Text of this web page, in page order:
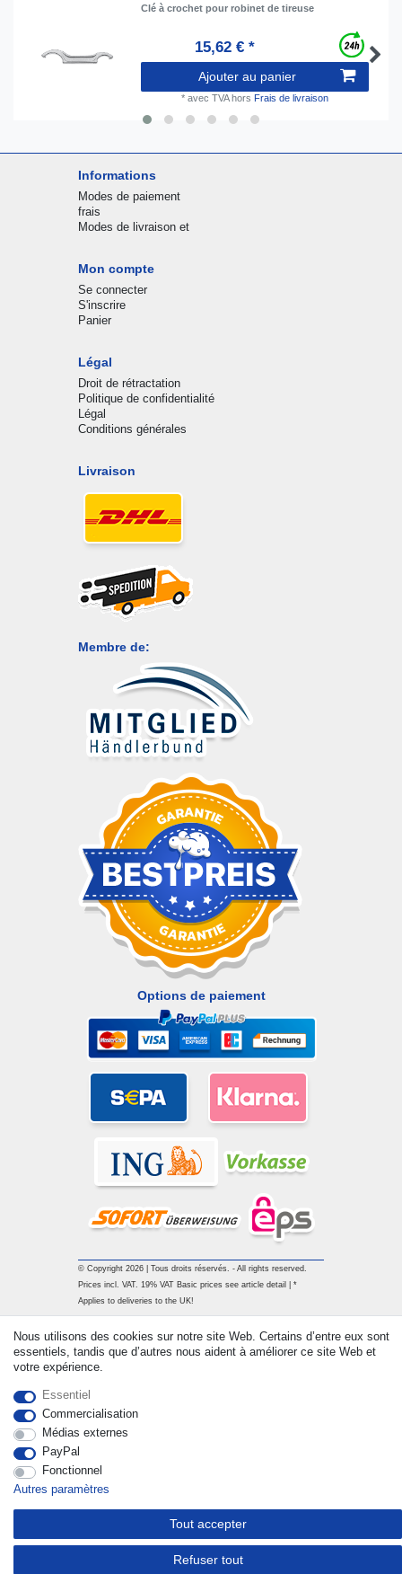
Clé à crochet pour robinet de tireuse
15,62 € *
Ajouter au panier
* avec TVAhors Frais de livraison
Informations
Modes de paiement
frais
Modes de livraison et
Mon compte
Se connecter
S'inscrire
Panier
Légal
Droit de rétractation
Politique de confidentialité
Légal
Conditions générales
Livraison
Membre de:
Options de paiement
© Copyright 2026 | Tous droits réservés. - All rights reserved.
Prices incl. VAT. 19% VAT Basic prices see article detail | *
Applies to deliveries to the UK!
Nous utilisons des cookies sur notre site Web. Certains d’entre eux sont
essentiels, tandis que d’autres nous aident à améliorer ce site Web et
votre expérience.
Essentiel
Commercialisation
Médias externes
PayPal
Fonctionnel
Autres paramètres
Tout accepter
Refuser tout
Rétracter le contrat ici Contact